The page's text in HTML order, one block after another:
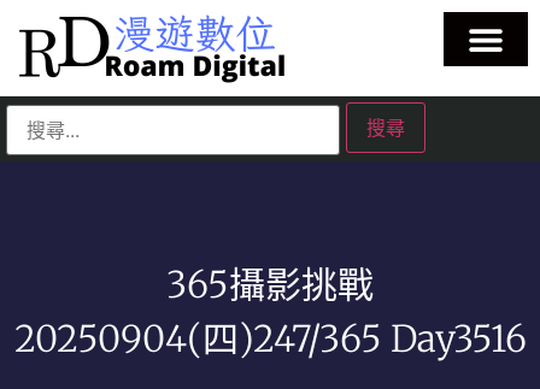
365攝影挑戰
20250904(四)247/365 Day3516